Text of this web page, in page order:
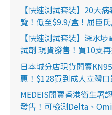
【快速測試套裝】20大
覽！低至$9.9/盒！屈臣
【快速測試套裝】深水
試劑 現貨發售！買10支
日本城分店現貨開賣
惠！$128買到成人立體
MEDEIS開賣香港衛生署
發售！可檢測Delta、